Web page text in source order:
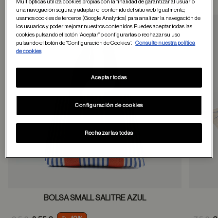
Guardar en
BOLSA SMALL SALITRE AZUL
Multiópticas utiliza cookies propias con la finalidad de garantizar al usuario
una navegación segura y adaptar el contenido del sitio web. Igualmente,
usamos cookies de terceros (Google Analytics) para analizar la navegación de
los usuarios y poder mejorar nuestros contenidos. Puedes aceptar todas las
cookies pulsando el botón “Aceptar” o configurarlas o rechazar su uso
pulsando el botón de “Configuración de Cookies”.
Consulte nuestra política
de cookies
Configuración de cookies
Rechazarlas todas
Aceptar todas